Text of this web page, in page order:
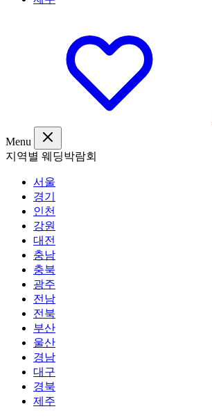
Menu
지역별 웨딩박람회
서울
경기
인천
강원
대전
충남
충북
광주
전남
전북
부산
울산
경남
대구
경북
제주